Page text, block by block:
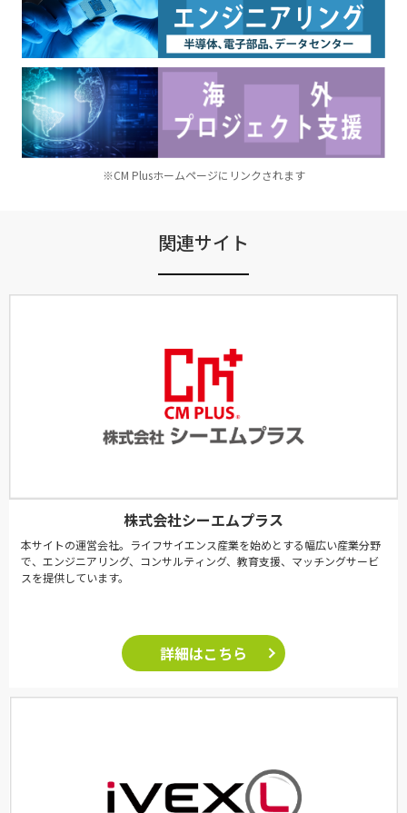
※CM Plusホームページにリンクされます
関連サイト
株式会社シーエムプラス
本サイトの運営会社。ライフサイエンス産業を始めとする幅広い産業分野
で、エンジニアリング、コンサルティング、教育支援、マッチングサービ
スを提供しています。
詳細はこちら